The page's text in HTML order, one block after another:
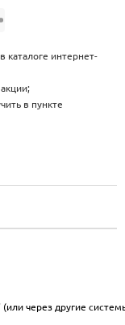
каталоге интернет-
в пункте
через другие